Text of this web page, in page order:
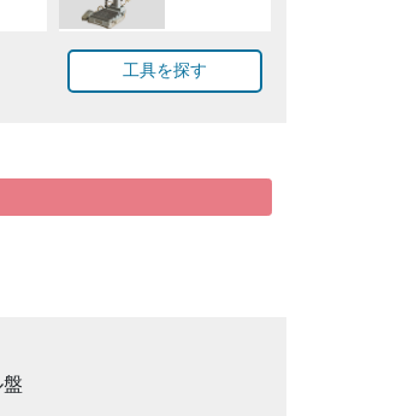
工具を探す